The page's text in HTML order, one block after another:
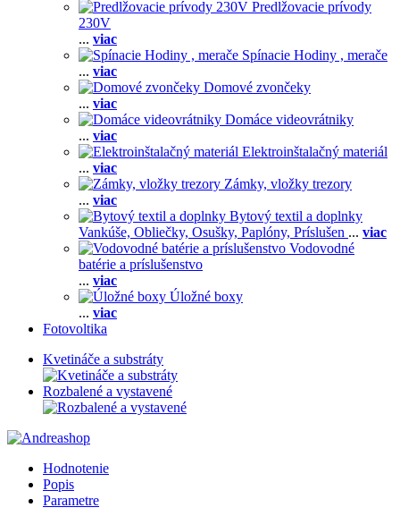
Predlžovacie prívody
230V
... viac
Spínacie Hodiny , merače
... viac
Domové zvončeky
... viac
Domáce videovrátniky
... viac
Elektroinštalačný materiál
... viac
Zámky, vložky trezory
... viac
Bytový textil a doplnky
Vankúše, Obliečky, Osušky, Paplóny, Príslušen ... viac
Vodovodné
batérie a príslušenstvo
... viac
Úložné boxy
... viac
Fotovoltika
Kvetináče a substráty
Rozbalené a vystavené
Hodnotenie
Popis
Parametre